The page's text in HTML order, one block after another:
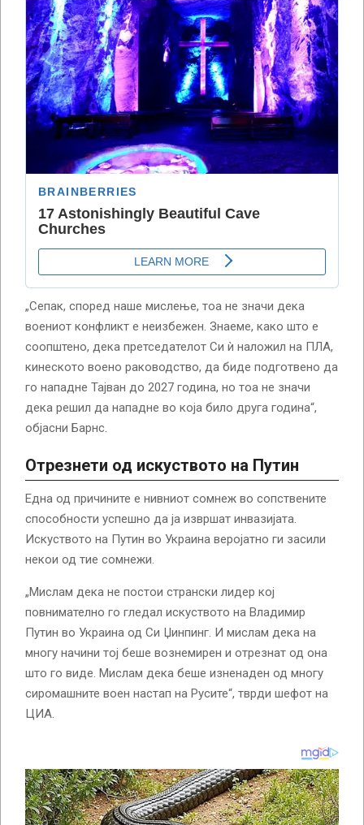
„Сепак, според наше мислење, тоа не значи дека
воениот конфликт е неизбежен. Знаеме, како што е
соопштено, дека претседателот Си ѝ наложил на ПЛА,
кинеското воено раководство, да биде подготвено да
го нападне Тајван до 2027 година, но тоа не значи
дека решил да нападне во која било друга година“,
објасни Барнс.
Отрезнети од искуството на Путин
Една од причините е нивниот сомнеж во сопствените
способности успешно да ја извршат инвазијата.
Искуството на Путин во Украина веројатно ги засили
некои од тие сомнежи.
„Мислам дека не постои странски лидер кој
повнимателно го гледал искуството на Владимир
Путин во Украина од Си Џинпинг. И мислам дека на
многу начини тој беше вознемирен и отрезнат од она
што го виде. Мислам дека беше изненаден од многу
сиромашните воен настап на Русите“, тврди шефот на
ЦИА.